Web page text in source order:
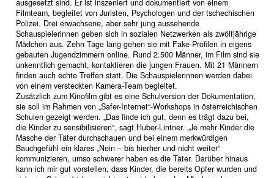
ausgesetzt sind. Er ist inszeniert und dokumentiert von einem
Filmteam, begleitet von Juristen, Psychologen und der tschechischen
Polizei. Drei erwachsene, aber sehr jung aussehende
Schauspielerinnen geben sich in sozialen Netzwerken als zwölfjährige
Mädchen aus. Zehn Tage lang gehen sie mit Fake-Profilen in eigens
gebauten Jugendzimmern online. Rund 2.500 Männer, im Film sind sie
unkenntlich gemacht, kontaktieren die jungen Frauen. Mit 21 Männern
finden auch echte Treffen statt. Die Schauspielerinnen werden dabei
von einem versteckten Kamera-Team begleitet.
Zusätzlich zum Kinofilm gibt es eine Schulversion der Dokumentation,
sie soll im Rahmen von „Safer-Internet“-Workshops in österreichischen
Schulen gezeigt werden. „Das finde ich gut, denn es trägt dazu bei,
die Kinder zu sensibilisieren“, sagt Huber-Lintner. „Je mehr Kinder die
Masche der Täter durchschauen und bei einem merkwürdigen
Bauchgefühl ein klares „Nein – bis hierher und nicht weiter“
kommunizieren, umso schwerer haben es die Täter. Darüber hinaus
kann ich mir gut vorstellen, dass Kinder, die bereits Opfer wurden und